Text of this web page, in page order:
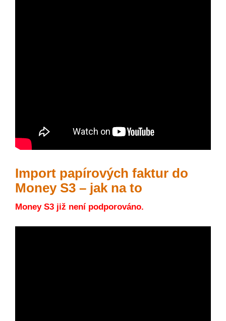
Import papírových faktur do
Money S3 – jak na to
Money S3 již není podporováno.